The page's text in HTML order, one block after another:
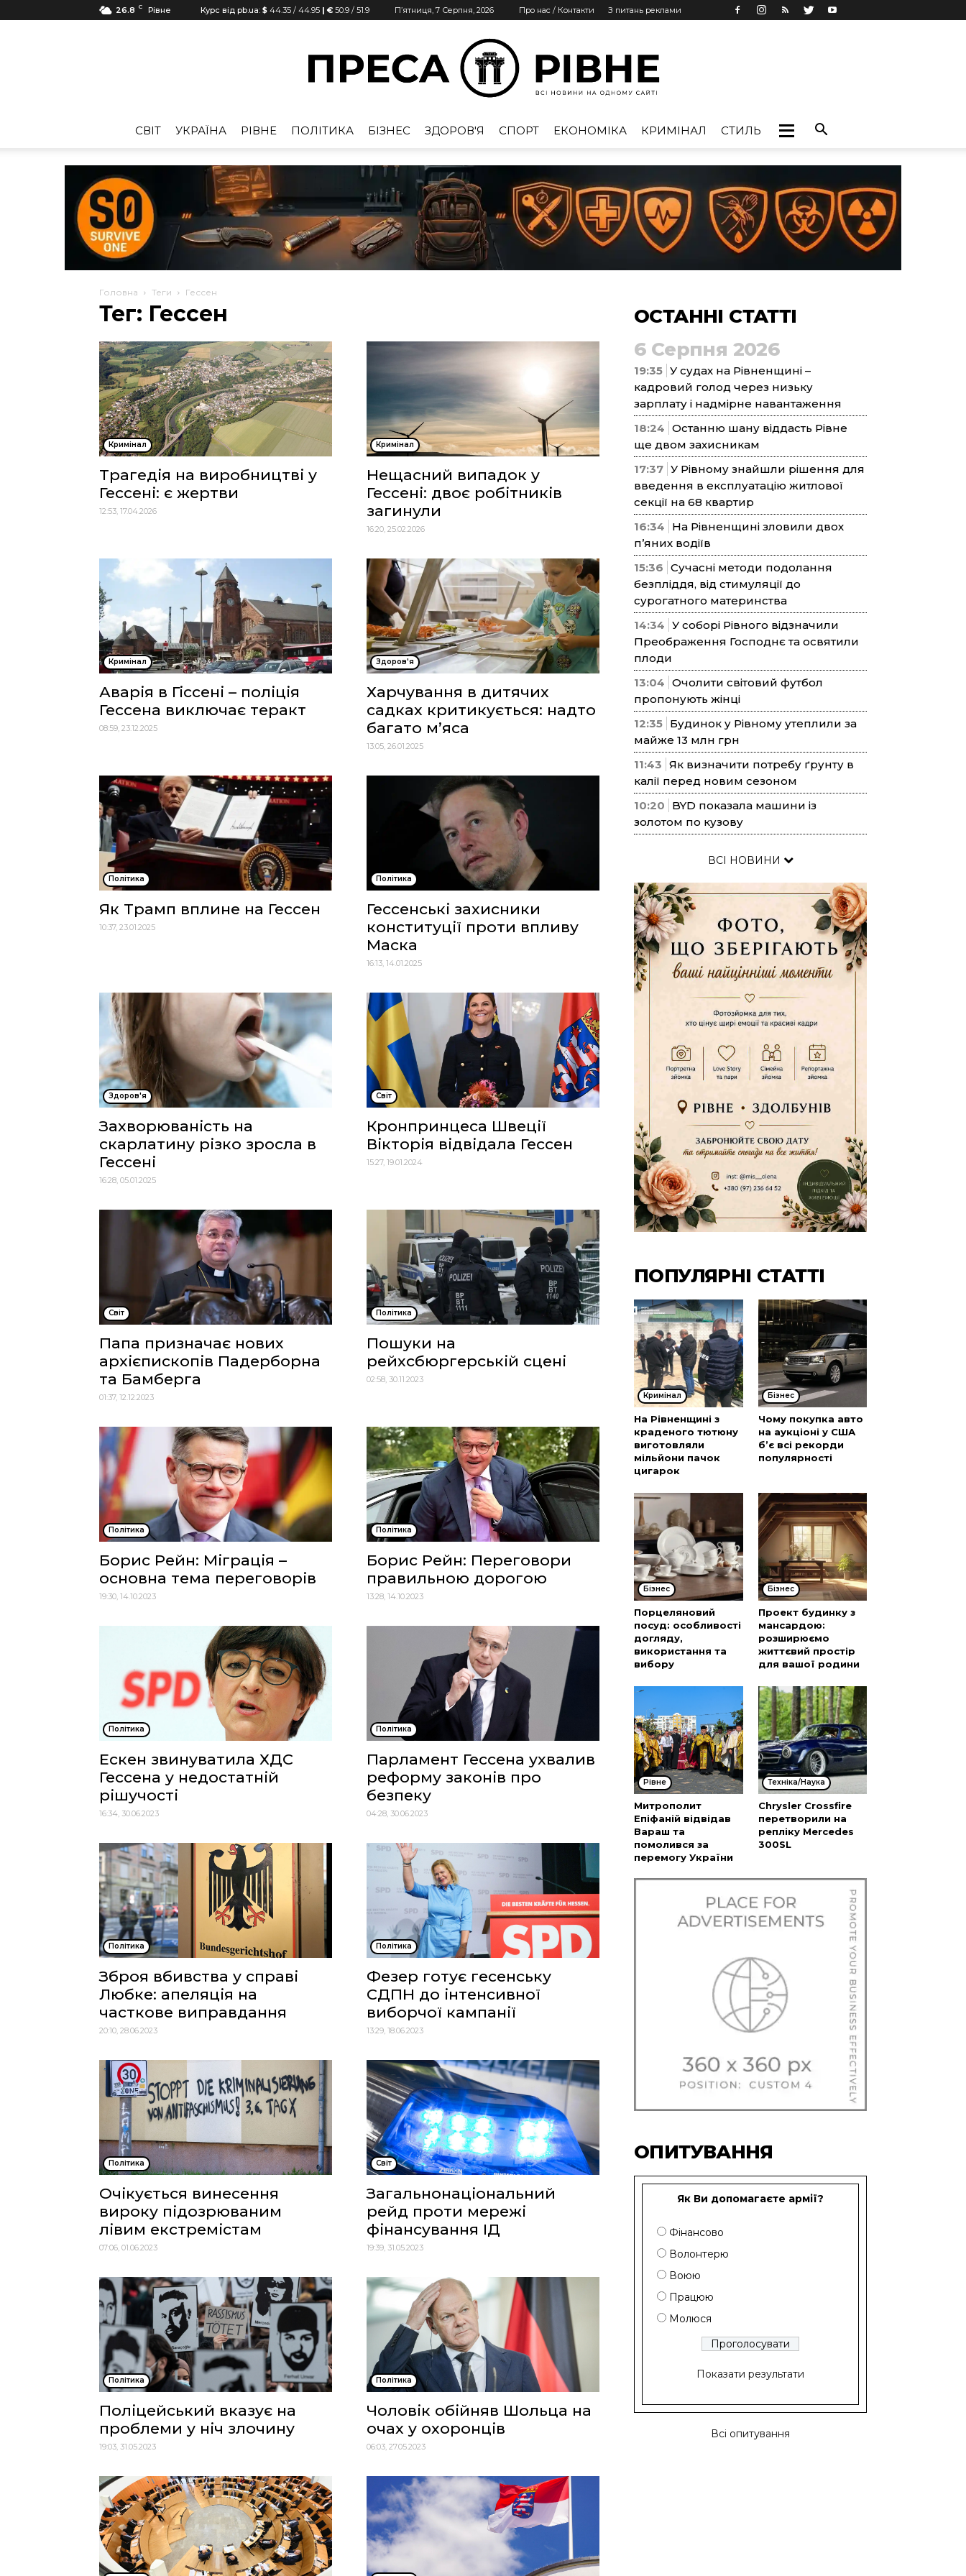
26.8 C Рівне Курс від pb.ua: $ 44.35 / 44.95 | € 50.9 / 51.9 П’ятниця, 7 Серпня, 2026 Про нас / Контакти З питань реклами
Рівне
CВІТ УКРАЇНА РІВНЕ ПОЛІТИКА БІЗНЕС ЗДОРОВ'Я СПОРТ ЕКОНОМІКА КРИМІНАЛ СТИЛЬ
Головна Теги Гессен
Тег: Гессен
Кримінал
Трагедія на виробництві у
Гессені: є жертви
12:53, 17.04.2026
Кримінал
Нещасний випадок у
Гессені: двоє робітників
загинули
16:20, 25.02.2026
Кримінал
Аварія в Гіссені – поліція
Гессена виключає теракт
08:59, 23.12.2025
Здоров'я
Харчування в дитячих
садках критикується: надто
багато м’яса
13:05, 26.01.2025
Політика
Як Трамп вплине на Гессен
10:37, 23.01.2025
Політика
Гессенські захисники
конституції проти впливу
Маска
16:13, 14.01.2025
Здоров'я
Захворюваність на
скарлатину різко зросла в
Гессені
16:28, 05.01.2025
Cвіт
Кронпринцеса Швеції
Вікторія відвідала Гессен
15:27, 19.01.2024
Cвіт
Папа призначає нових
архієпископів Падерборна
та Бамберга
01:37, 12.12.2023
Політика
Пошуки на
рейхсбюргерській сцені
02:58, 30.11.2023
Політика
Борис Рейн: Міграція –
основна тема переговорів
19:30, 14.10.2023
Політика
Борис Рейн: Переговори
правильною дорогою
13:28, 14.10.2023
Політика
Ескен звинуватила ХДС
Гессена у недостатній
рішучості
16:34, 30.06.2023
Політика
Парламент Гессена ухвалив
реформу законів про
безпеку
04:28, 30.06.2023
Політика
Зброя вбивства у справі
Любке: апеляція на
часткове виправдання
20:10, 28.06.2023
Політика
Фезер готує гесенську
СДПН до інтенсивної
виборчої кампанії
13:29, 18.06.2023
Політика
Очікується винесення
вироку підозрюваним
лівим екстремістам
07:06, 01.06.2023
Cвіт
Загальнонаціональний
рейд проти мережі
фінансування ІД
19:39, 31.05.2023
Політика
Поліцейський вказує на
проблеми у ніч злочину
19:03, 31.05.2023
Політика
Чоловік обійняв Шольца на
очах у охоронців
06:03, 27.05.2023
ОСТАННІ СТАТТІ
6 Серпня 2026
19:35 У судах на Рівненщині –
кадровий голод через низьку
зарплату і надмірне навантаження
18:24 Останню шану віддасть Рівне
ще двом захисникам
17:37 У Рівному знайшли рішення для
введення в експлуатацію житлової
секції на 68 квартир
16:34
На Рівненщині зловили двох
п’яних водіїв
15:36 Сучасні методи подолання
безпліддя, від стимуляції до
сурогатного материнства
14:34 У соборі Рівного відзначили
Преображення Господнє та освятили
плоди
13:04 Очолити світовий футбол
пропонують жінці
12:35 Будинок у Рівному утеплили за
майже 13 млн грн
11:43 Як визначити потребу ґрунту в
калії перед новим сезоном
10:20
BYD показала машини із
золотом по кузову
ВСІ НОВИНИ
ПОПУЛЯРНІ СТАТТІ
Кримінал
На Рівненщині з
краденого тютюну
виготовляли
мільйони пачок
цигарок
Бізнес
Чому покупка авто
на аукціоні у США
б’є всі рекорди
популярності
Бізнес
Порцеляновий
посуд: особливості
догляду,
використання та
вибору
Бізнес
Проект будинку з
мансардою:
розширюємо
життєвий простір
для вашої родини
Рівне
Митрополит
Епіфаній відвідав
Вараш та
помолився за
перемогу України
Техніка/Наука
Chrysler Crossfire
перетворили на
репліку Mercedes
300SL
ОПИТУВАННЯ
Як Ви допомагаєте армії?
Фінансово
Волонтерю
Воюю
Працюю
Молюся
Показати результати
Всі опитування